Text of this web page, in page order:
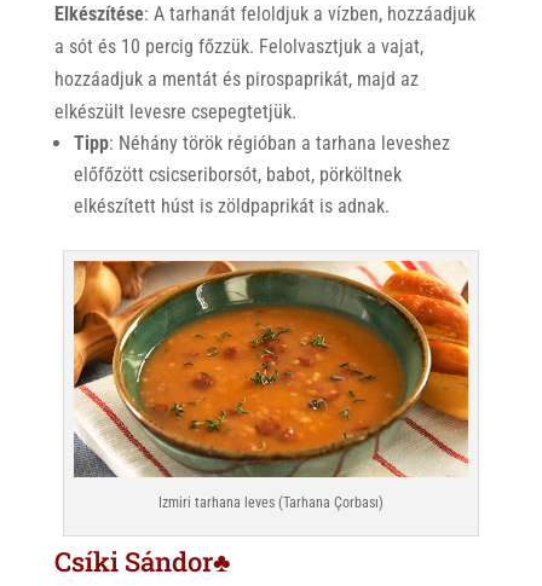
Elkészítése: A tarhanát feloldjuk a vízben, hozzáadjuk
a sót és 10 percig főzzük. Felolvasztjuk a vajat,
hozzáadjuk a mentát és pirospaprikát, majd az
elkészült levesre csepegtetjük.
Tipp: Néhány török régióban a tarhana leveshez
előfőzött csicseriborsót, babot, pörköltnek
elkészített húst is zöldpaprikát is adnak.
Izmiri tarhana leves (Tarhana Çorbası)
Csíki Sándor♣